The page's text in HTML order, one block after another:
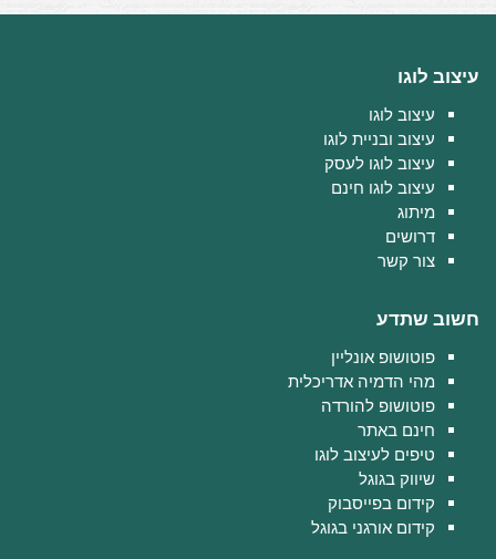
עיצוב לוגו
עיצוב לוגו
עיצוב ובניית לוגו
עיצוב לוגו לעסק
עיצוב לוגו חינם
מיתוג
דרושים
צור קשר
חשוב שתדע
פוטושופ אונליין
מהי הדמיה אדריכלית
פוטושופ להורדה
חינם באתר
טיפים לעיצוב לוגו
שיווק בגוגל
קידום בפייסבוק
קידום אורגני בגוגל